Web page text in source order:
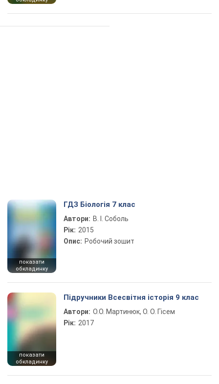
показати
обкладинку
ГДЗ Біологія 7 клас
Автори: В. І. Соболь
Рік: 2015
Опис: Робочий зошит
показати
обкладинку
Підручники Всесвітня історія 9 клас
Автори: О.О. Мартинюк, О. О. Гісем
Рік: 2017